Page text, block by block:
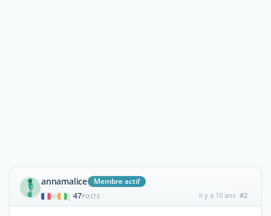
annamalice Membre actif
| 47POSTS il y a 10 ans #2